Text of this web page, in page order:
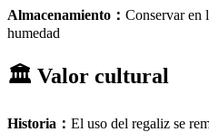
Almacenamiento ： Conservar en
humedad
🏛️ Valor cultural
Historia ： El uso del regaliz se